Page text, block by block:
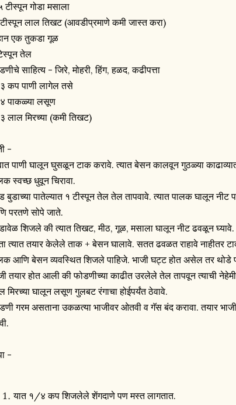
टीस्पून गोडा मसाला
लाल तिखट (आवडीप्रमाणे कमी जास्त करा)
एक तुकडा गूळ
तेल
साहित्य - जिरे, मोहरी, हिंग, हळद, कढीपत्ता
कप पाणी लागेल तसे
पाकळ्या लसूण
लाल मिरच्या (कमी तिखट)
-
पाणी घालून घुसळून टाक करावे. त्यात बेसन कालवून गुठळ्या
स्वच्छ धुवून चिरावा.
बुडाच्या पातेल्यात १ टीस्पून तेल तेल तापवावे. त्यात पालक घालून नीट
परतणे सोपे जाते.
शिजले की त्यात तिखट, मीठ, गूळ, मसाला घालून नीट ढवळून घ्यावे.
त्यात तयार केलेले ताक + बेसन घालावे. सतत ढवळत राहावे नाहीतर
आणि बेसन व्यवस्थित शिजले पाहिजे. भाजी घट्ट होत असेल तर थोडे
तयार होत आली की फोडणीच्या काढीत उरलेले तेल तापवून त्याची
मिरच्या घालून लसूण गुलबट रंगाचा होईपर्यंत ठेवावे.
गरम असताना उकळत्या भाजीवर ओतवी व गॅस बंद करावा. तयार भाजी
-
यात १/४ कप शिजलेले शेंगदाणे पण मस्त लागतात.